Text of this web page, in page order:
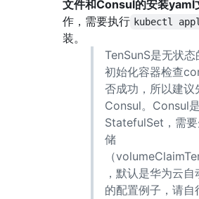
文件和Consul的安装yaml
作，需要执行 kubectl
装。
TenSunS是无状
初始化容器检查
否成功，所以建议
Consul。Consul是
StatefulSet，需
储
（
，默认是华为云
的配置例子，请自